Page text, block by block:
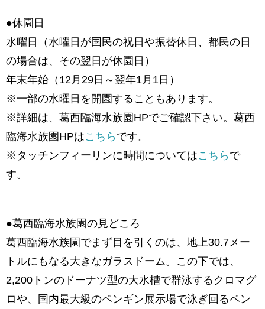
●休園日
水曜日（水曜日が国民の祝日や振替休日、都民の日
の場合は、その翌日が休園日）
年末年始（12月29日～翌年1月1日）
※一部の水曜日を開園することもあります。
※詳細は、葛西臨海水族園HPでご確認下さい。葛西
臨海水族園HPはこちら です。
※タッチンフィーリンに時間についてはこちら で
す。
●葛西臨海水族園の見どころ
葛西臨海水族園でまず目を引くのは、地上30.7メー
トルにもなる大きなガラスドーム。この下では、
2,200トンのドーナツ型の大水槽で群泳するクロマグ
ロや、国内最大級のペンギン展示場で泳ぎ回るペン